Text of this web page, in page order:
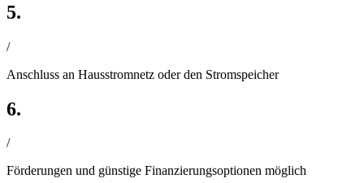
5.
/
Anschluss an Hausstromnetz oder den Stromspeicher
6.
/
Förderungen und günstige Finanzierungsoptionen möglich